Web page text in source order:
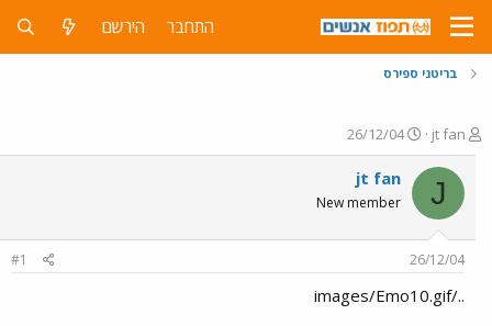
התחבר הירשם
בריטני ספירס
פ
ו
ת
ח
ה
ש
jt fan
פ
ו
ר
ם
ר
26/12/04
J
jt fan
New member
26/12/04
#1
../images/Emo10.gif